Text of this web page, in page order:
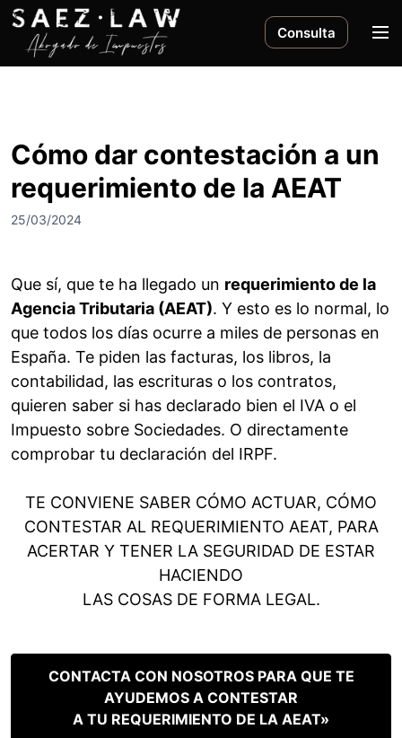
Consulta
M
Cómo dar contestación a un
requerimiento de la AEAT
25/03/2024
Que sí, que te ha llegado un requerimiento de la
Agencia Tributaria (AEAT). Y esto es lo normal, lo
que todos los días ocurre a miles de personas en
España. Te piden las facturas, los libros, la
contabilidad, las escrituras o los contratos,
quieren saber si has declarado bien el IVA o el
Impuesto sobre Sociedades. O directamente
comprobar tu declaración del IRPF.
TE CONVIENE SABER CÓMO ACTUAR, CÓMO
CONTESTAR AL REQUERIMIENTO AEAT, PARA
ACERTAR Y TENER LA SEGURIDAD DE ESTAR
HACIENDO
LAS COSAS DE FORMA LEGAL.
CONTACTA CON NOSOTROS PARA QUE TE
AYUDEMOS A CONTESTAR
A TU REQUERIMIENTO DE LA AEAT»